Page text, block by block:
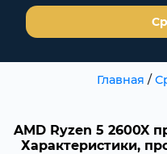
Главная /
AMD Ryzen 5 2600X
Характеристики,